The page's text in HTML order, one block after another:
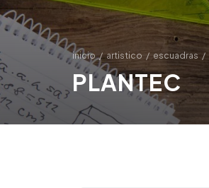
inicio / artistico / escuadras /
PLANTEC